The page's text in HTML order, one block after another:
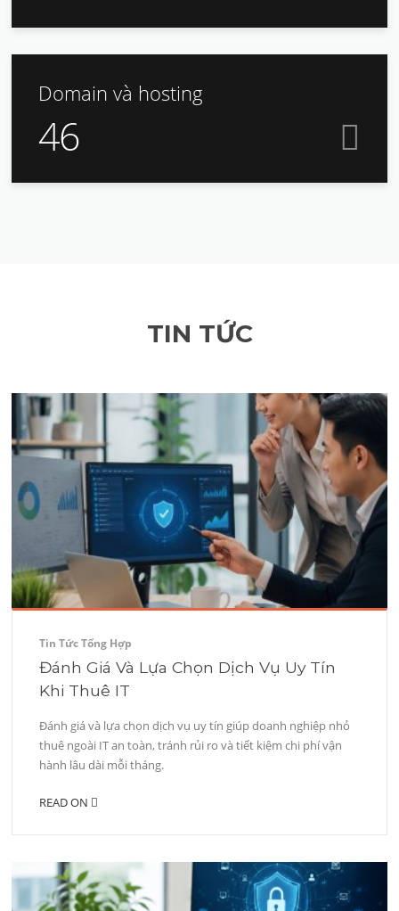
Domain và hosting
46
TIN TỨC
Tin Tức Tổng Hợp
Đánh Giá Và Lựa Chọn Dịch Vụ Uy Tín
Khi Thuê IT
Đánh giá và lựa chọn dịch vụ uy tín giúp doanh nghiệp nhỏ
thuê ngoài IT an toàn, tránh rủi ro và tiết kiệm chi phí vận
hành lâu dài mỗi tháng.
READ ON